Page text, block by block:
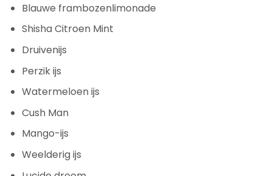
Blauwe frambozenlimonade
Shisha Citroen Mint
Druivenijs
Perzik ijs
Watermeloen ijs
Cush Man
Mango-ijs
Weelderig ijs